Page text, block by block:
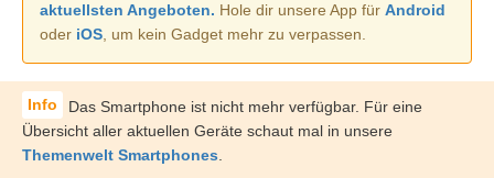
aktuellsten Angeboten. Hole dir unsere App für Android
oder iOS , um kein Gadget mehr zu verpassen.
Das Smartphone ist nicht mehr verfügbar. Für eine
Übersicht aller aktuellen Geräte schaut mal in unsere
Themenwelt Smartphones